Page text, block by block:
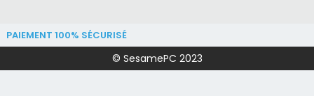
PAIEMENT 100% SÉCURISÉ
© SesamePC 2023